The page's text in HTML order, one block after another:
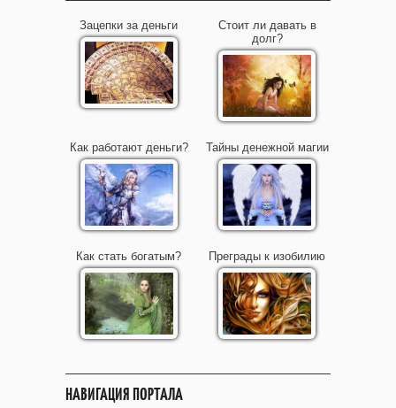
Зацепки за деньги
Стоит ли давать в
долг?
Как работают деньги? Тайны денежной магии
Как стать богатым? Преграды к изобилию
НАВИГАЦИЯ ПОРТАЛА